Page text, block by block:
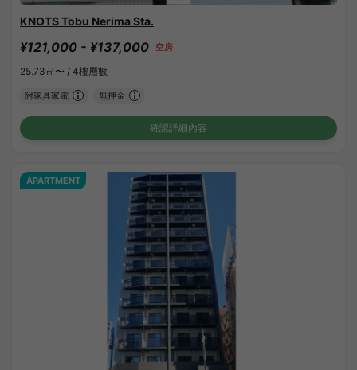
KNOTS Tobu Nerima Sta.
¥121,000 - ¥137,000 空房
25.73㎡〜 / 4樓層數
附家具家電 無押金
確認詳細內容
APARTMENT